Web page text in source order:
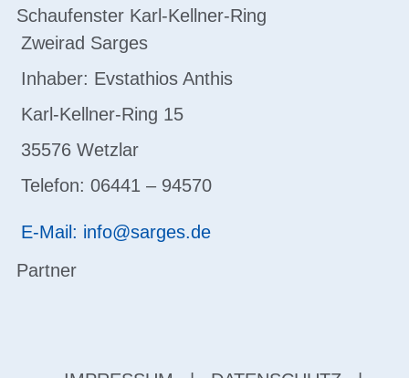
Schaufenster Karl-Kellner-Ring
Zweirad Sarges
Inhaber: Evstathios Anthis
Karl-Kellner-Ring 15
35576 Wetzlar
Telefon: 06441 – 94570
E-Mail: info@sarges.de
Partner